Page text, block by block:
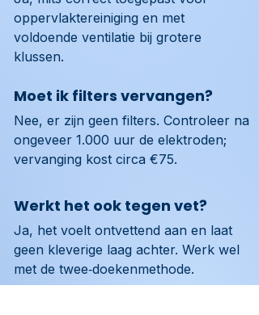
oppervlaktereiniging en met
voldoende ventilatie bij grotere
klussen.
Moet ik filters vervangen?
Nee, er zijn geen filters. Controleer na
ongeveer 1.000 uur de elektroden;
vervanging kost circa €75.
Werkt het ook tegen vet?
Ja, het voelt ontvettend aan en laat
geen kleverige laag achter. Werk wel
met de twee‑doekenmethode.